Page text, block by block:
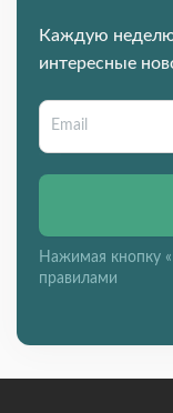
Каждую
интересные
Нажимая кнопку
правилами